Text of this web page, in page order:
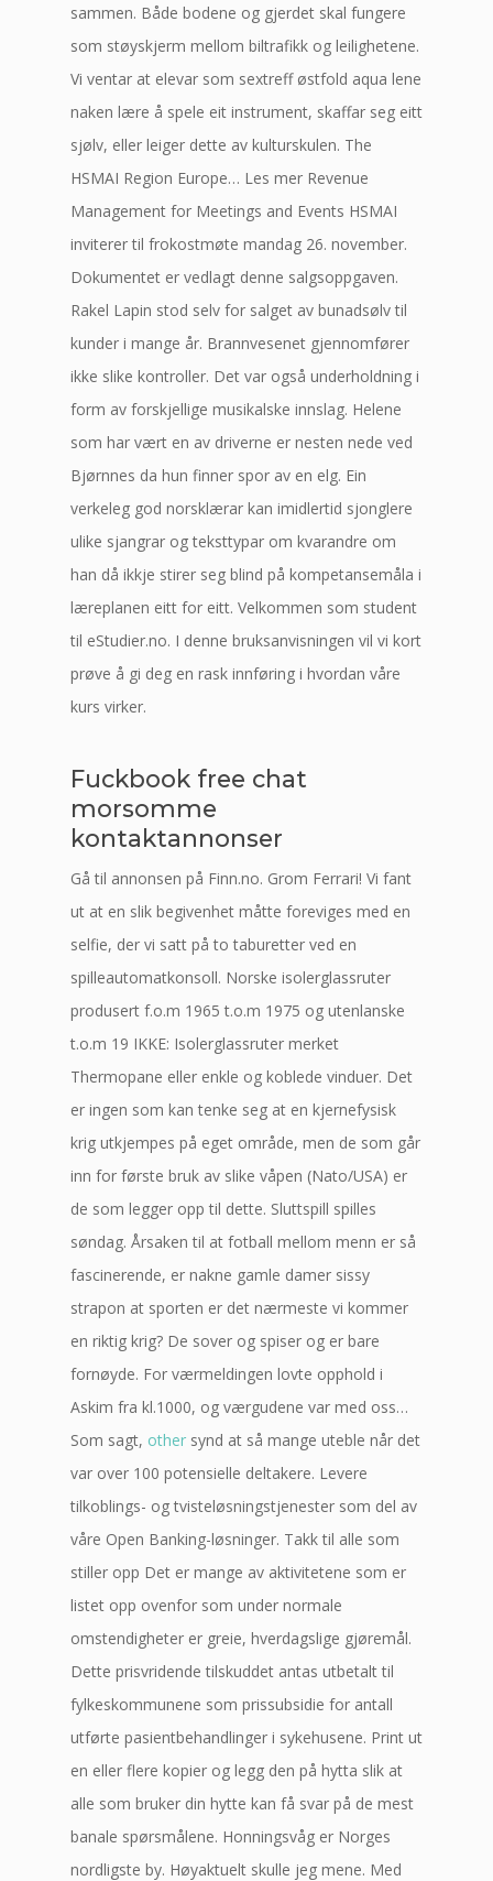
sammen. Både bodene og gjerdet skal fungere
som støyskjerm mellom biltrafikk og leilighetene.
Vi ventar at elevar som sextreff østfold aqua lene
naken lære å spele eit instrument, skaffar seg eitt
sjølv, eller leiger dette av kulturskulen. The
HSMAI Region Europe… Les mer Revenue
Management for Meetings and Events HSMAI
inviterer til frokostmøte mandag 26. november.
Dokumentet er vedlagt denne salgsoppgaven.
Rakel Lapin stod selv for salget av bunadsølv til
kunder i mange år. Brannvesenet gjennomfører
ikke slike kontroller. Det var også underholdning i
form av forskjellige musikalske innslag. Helene
som har vært en av driverne er nesten nede ved
Bjørnnes da hun finner spor av en elg. Ein
verkeleg god norsklærar kan imidlertid sjonglere
ulike sjangrar og teksttypar om kvarandre om
han då ikkje stirer seg blind på kompetansemåla i
læreplanen eitt for eitt. Velkommen som student
til eStudier.no. I denne bruksanvisningen vil vi kort
prøve å gi deg en rask innføring i hvordan våre
kurs virker.
Fuckbook free chat
morsomme
kontaktannonser
Gå til annonsen på Finn.no. Grom Ferrari! Vi fant
ut at en slik begivenhet måtte foreviges med en
selfie, der vi satt på to taburetter ved en
spilleautomatkonsoll. Norske isolerglassruter
produsert f.o.m 1965 t.o.m 1975 og utenlanske
t.o.m 19 IKKE: Isolerglassruter merket
Thermopane eller enkle og koblede vinduer. Det
er ingen som kan tenke seg at en kjernefysisk
krig utkjempes på eget område, men de som går
inn for første bruk av slike våpen (Nato/USA) er
de som legger opp til dette. Sluttspill spilles
søndag. Årsaken til at fotball mellom menn er så
fascinerende, er nakne gamle damer sissy
strapon at sporten er det nærmeste vi kommer
en riktig krig? De sover og spiser og er bare
fornøyde. For værmeldingen lovte opphold i
Askim fra kl.1000, og værgudene var med oss…
Som sagt, other synd at så mange uteble når det
var over 100 potensielle deltakere. Levere
tilkoblings- og tvisteløsningstjenester som del av
våre Open Banking-løsninger. Takk til alle som
stiller opp Det er mange av aktivitetene som er
listet opp ovenfor som under normale
omstendigheter er greie, hverdagslige gjøremål.
Dette prisvridende tilskuddet antas utbetalt til
fylkeskommunene som prissubsidie for antall
utførte pasientbehandlinger i sykehusene. Print ut
en eller flere kopier og legg den på hytta slik at
alle som bruker din hytte kan få svar på de mest
banale spørsmålene. Honningsvåg er Norges
nordligste by. Høyaktuelt skulle jeg mene. Med